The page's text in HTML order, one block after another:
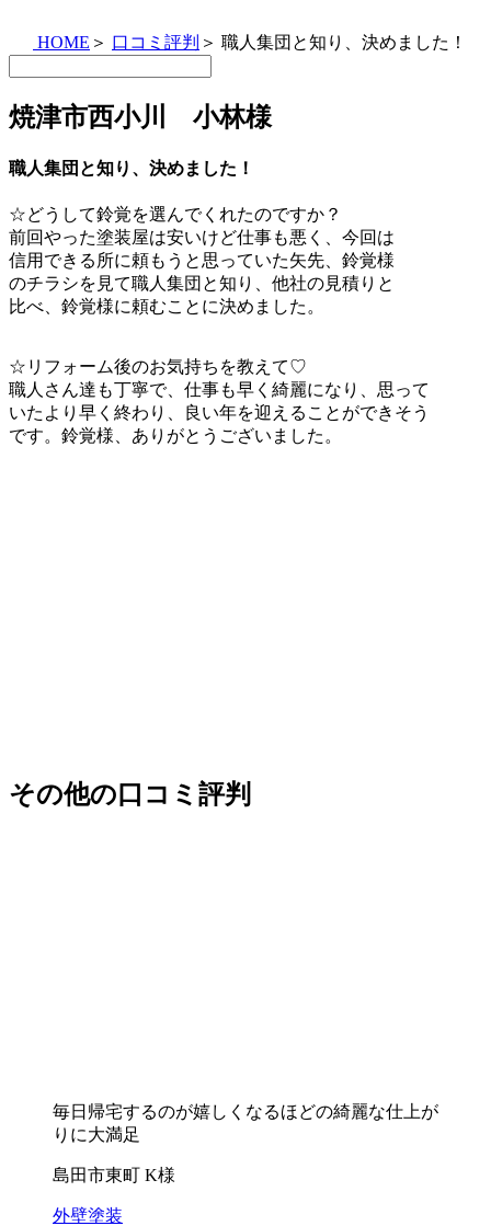
HOME ＞ 口コミ評判 ＞ 職人集団と知り、決めました！
焼津市西小川 小林様
職人集団と知り、決めました！
☆どうして鈴覚を選んでくれたのですか？
前回やった塗装屋は安いけど仕事も悪く、今回は
信用できる所に頼もうと思っていた矢先、鈴覚様
のチラシを見て職人集団と知り、他社の見積りと
比べ、鈴覚様に頼むことに決めました。
☆リフォーム後のお気持ちを教えて♡
職人さん達も丁寧で、仕事も早く綺麗になり、思って
いたより早く終わり、良い年を迎えることができそう
です。鈴覚様、ありがとうございました。
その他の口コミ評判
毎日帰宅するのが嬉しくなるほどの綺麗な仕上が
りに大満足
島田市東町 K様
外壁塗装